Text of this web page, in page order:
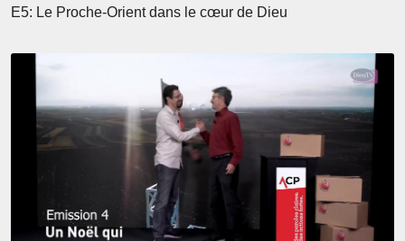
E5: Le Proche-Orient dans le cœur de Dieu